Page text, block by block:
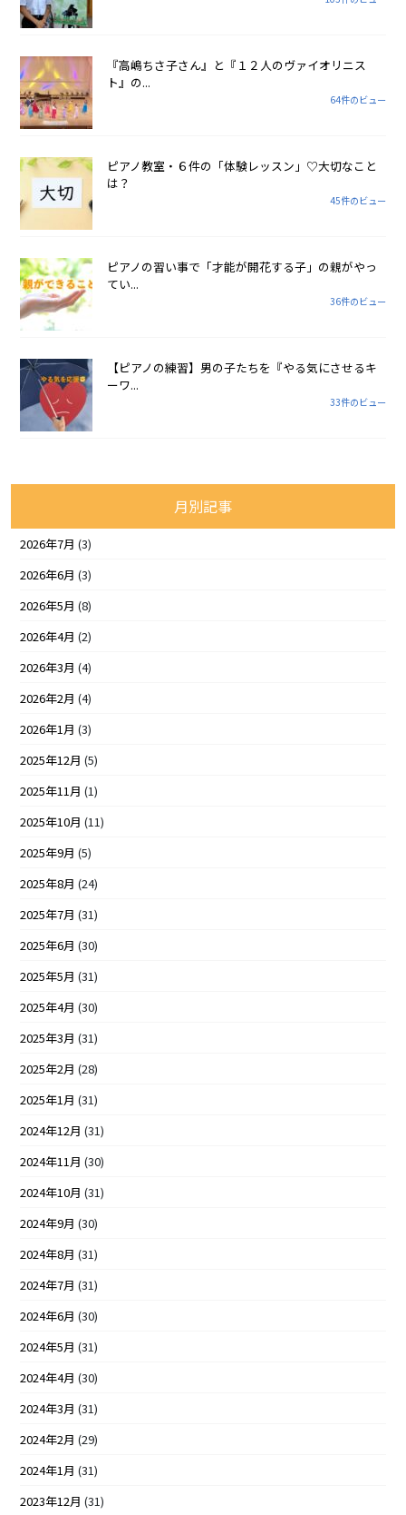
『高嶋ちさ子さん』と『１２人のヴァイオリニス
ト』の...
64件のビュー
ピアノ教室・６件の「体験レッスン」♡大切なこと
は？
45件のビュー
ピアノの習い事で「才能が開花する子」の親がやっ
てい...
36件のビュー
【ピアノの練習】男の子たちを『やる気にさせるキ
ーワ...
33件のビュー
月別記事
2026年7月 (3)
2026年6月 (3)
2026年5月 (8)
2026年4月 (2)
2026年3月 (4)
2026年2月 (4)
2026年1月 (3)
2025年12月 (5)
2025年11月 (1)
2025年10月 (11)
2025年9月 (5)
2025年8月 (24)
2025年7月 (31)
2025年6月 (30)
2025年5月 (31)
2025年4月 (30)
2025年3月 (31)
2025年2月 (28)
2025年1月 (31)
2024年12月 (31)
2024年11月 (30)
2024年10月 (31)
2024年9月 (30)
2024年8月 (31)
2024年7月 (31)
2024年6月 (30)
2024年5月 (31)
2024年4月 (30)
2024年3月 (31)
2024年2月 (29)
2024年1月 (31)
2023年12月 (31)